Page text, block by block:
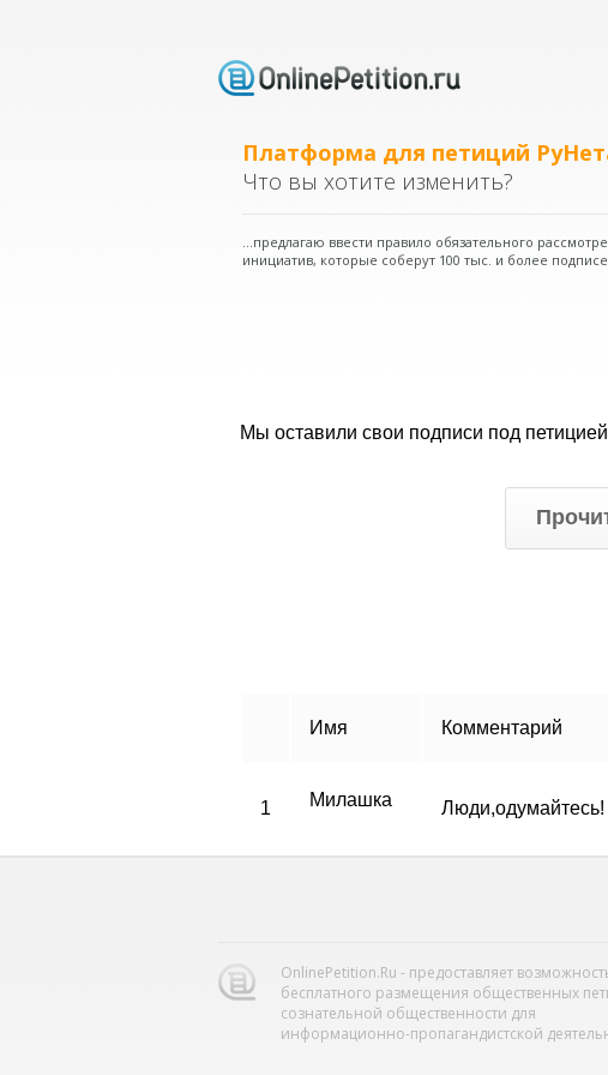
Платформа для петиций
Что вы хотите изменить?
...предлагаю ввести правило обязательного
инициатив, которые соберут 100 тыс. и более
Мы оставили свои подписи под петицией
Имя Комментарий
1 Милашка Люди,одумайтесь!
OnlinePetition.Ru - предоставляет
бесплатного размещения общественных
сознательной общественности для
информационно-пропагандистской